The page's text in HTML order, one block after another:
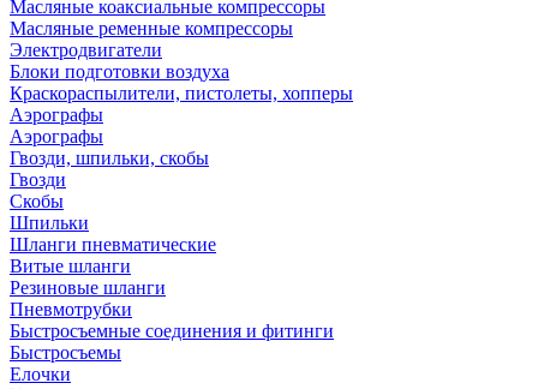
Масляные коаксиальные компрессоры
Масляные ременные компрессоры
Электродвигатели
Блоки подготовки воздуха
Краскораспылители, пистолеты, хопперы
Аэрографы
Аэрографы
Гвозди, шпильки, скобы
Гвозди
Скобы
Шпильки
Шланги пневматические
Витые шланги
Резиновые шланги
Пневмотрубки
Быстросъемные соединения и фитинги
Быстросъемы
Елочки